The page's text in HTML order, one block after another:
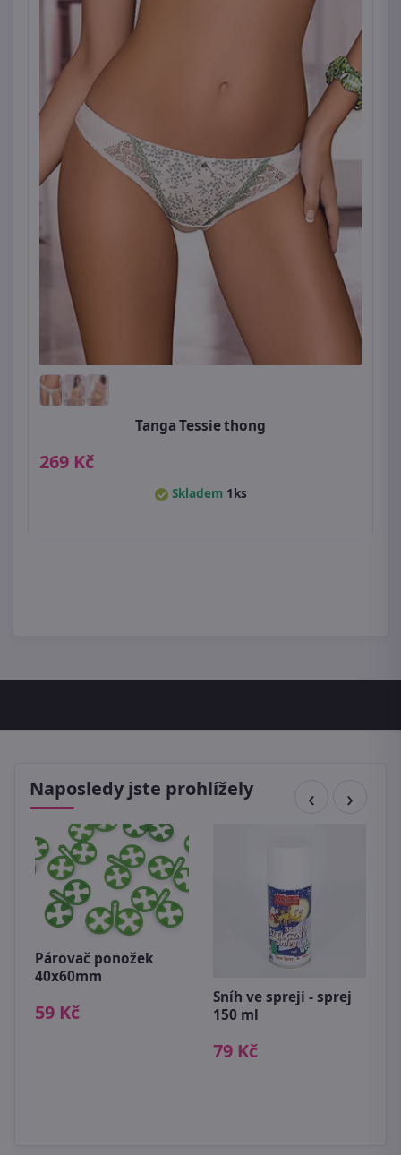
Tanga Tessie thong
269 Kč
Skladem 1ks
Naposledy jste prohlížely
Párovač ponožek
40x60mm
59 Kč
Sníh ve spreji - sprej
150 ml
79 Kč